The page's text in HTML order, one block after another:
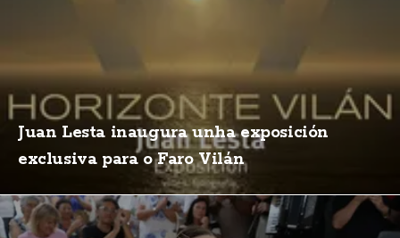
Juan Lesta inaugura unha exposición
exclusiva para o Faro Vilán